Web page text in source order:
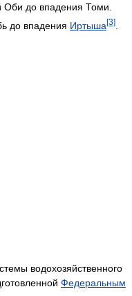
Оби до впадения Томи.
до впадения Иртыша[3]
водохозяйственного
Федеральным